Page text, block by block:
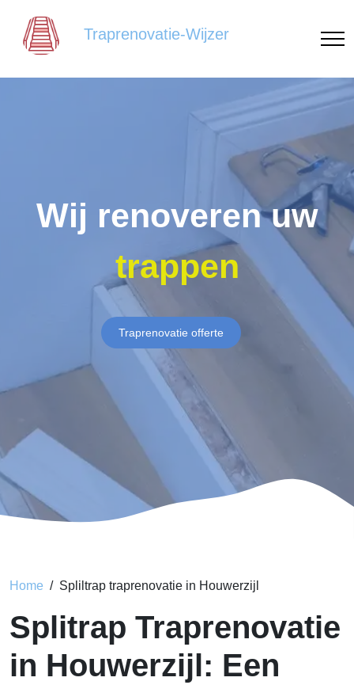
Traprenovatie-Wijzer
Wij renoveren uw
trappen
Traprenovatie offerte
Home Spliltrap traprenovatie in Houwerzijl
Splitrap Traprenovatie
in Houwerzijl: Een